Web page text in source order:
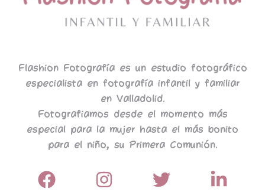
Flashion Fotografía es un estudio fotográfico
especialista en fotografía infantil y familiar
en Valladolid.
Fotografiamos desde el momento más
especial para la mujer hasta el más bonito
para el niño, su Primera Comunión.